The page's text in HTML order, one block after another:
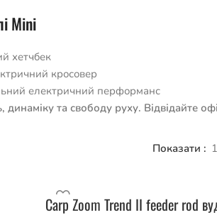
Mini
хетчбек
кросовер
електричний перформанс
та свободу руху. Відвідайте
Показати
Carp Zoom Trend II feeder rod